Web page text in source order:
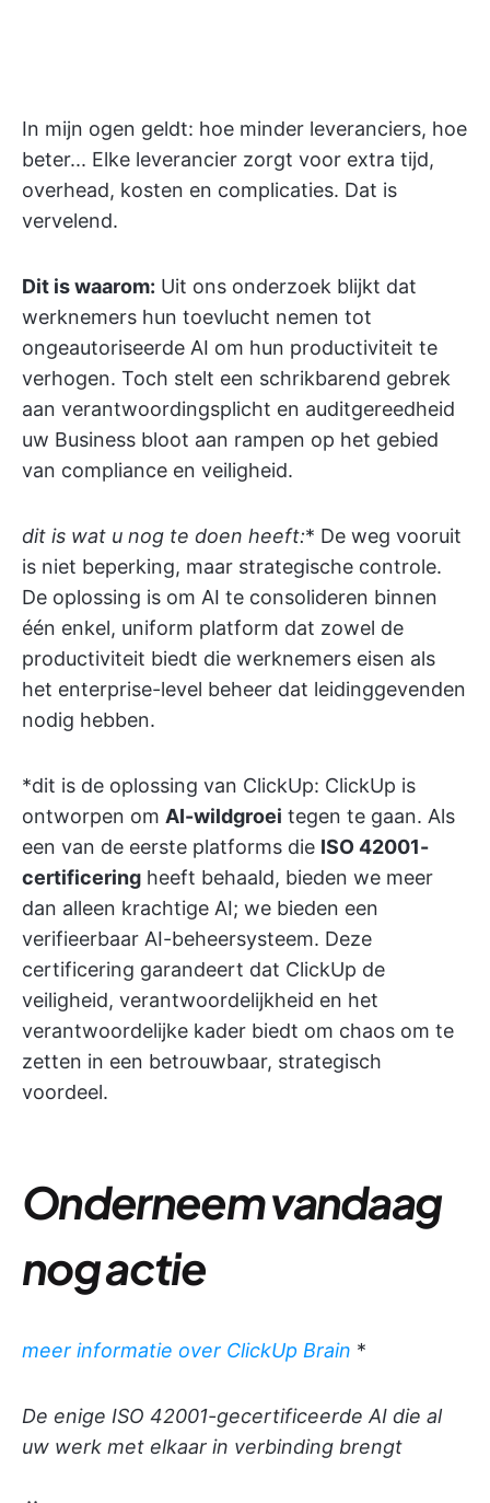
In mijn ogen geldt: hoe minder leveranciers, hoe
beter... Elke leverancier zorgt voor extra tijd,
overhead, kosten en complicaties. Dat is
vervelend.
Dit is waarom: Uit ons onderzoek blijkt dat
werknemers hun toevlucht nemen tot
ongeautoriseerde AI om hun productiviteit te
verhogen. Toch stelt een schrikbarend gebrek
aan verantwoordingsplicht en auditgereedheid
uw Business bloot aan rampen op het gebied
van compliance en veiligheid.
dit is wat u nog te doen heeft:* De weg vooruit
is niet beperking, maar strategische controle.
De oplossing is om AI te consolideren binnen
één enkel, uniform platform dat zowel de
productiviteit biedt die werknemers eisen als
het enterprise-level beheer dat leidinggevenden
nodig hebben.
*dit is de oplossing van ClickUp: ClickUp is
ontworpen om AI-wildgroei tegen te gaan. Als
een van de eerste platforms die ISO 42001-
certificering heeft behaald, bieden we meer
dan alleen krachtige AI; we bieden een
verifieerbaar AI-beheersysteem. Deze
certificering garandeert dat ClickUp de
veiligheid, verantwoordelijkheid en het
verantwoordelijke kader biedt om chaos om te
zetten in een betrouwbaar, strategisch
voordeel.
Onderneem vandaag
nog actie
meer informatie over ClickUp Brain *
De enige ISO 42001-gecertificeerde AI die al
uw werk met elkaar in verbinding brengt